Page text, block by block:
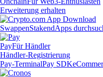
Erweiterung erhalten
SwappenStakendApps
PayFür Händler
Händler-Registrierung
Pay-TerminalPay SDK